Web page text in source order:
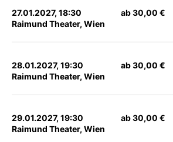
27.01.2027, 18:30
Raimund Theater, Wien
ab 30,00 €
28.01.2027, 19:30
Raimund Theater, Wien
ab 30,00 €
29.01.2027, 19:30
Raimund Theater, Wien
ab 30,00 €